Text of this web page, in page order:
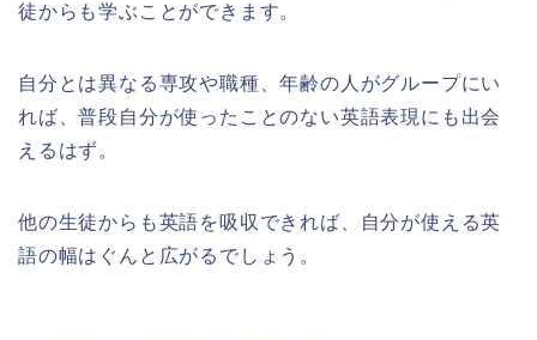
徒からも学ぶことができます。
自分とは異なる専攻や職種、年齢の人がグループにい
れば、普段自分が使ったことのない英語表現にも出会
えるはず。
他の生徒からも英語を吸収できれば、自分が使える英
語の幅はぐんと広がるでしょう。